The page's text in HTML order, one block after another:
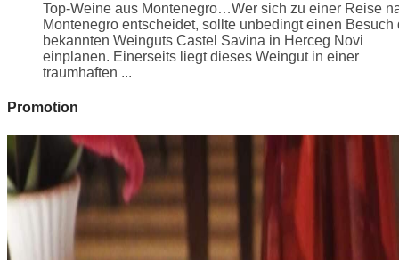
Top-Weine aus Montenegro…Wer sich zu einer Reise
Montenegro entscheidet, sollte unbedingt einen Besuch
bekannten Weinguts Castel Savina in Herceg Novi
einplanen. Einerseits liegt dieses Weingut in einer
traumhaften ...
Promotion